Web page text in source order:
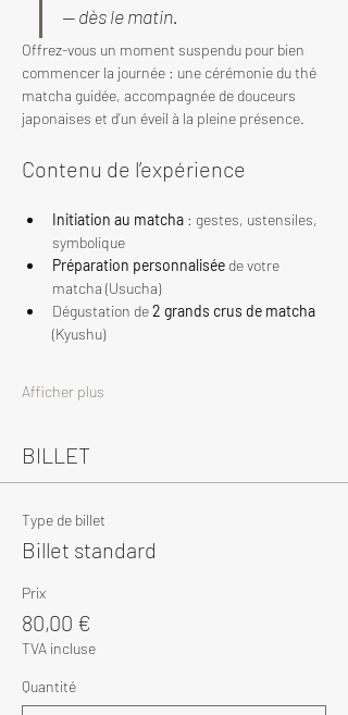
— dès le matin.
Offrez-vous un moment suspendu pour bien
commencer la journée : une cérémonie du thé
matcha guidée, accompagnée de douceurs
japonaises et d’un éveil à la pleine présence.
Contenu de l’expérience
Initiation au matcha : gestes, ustensiles,
symbolique
Préparation personnalisée de votre
matcha (Usucha)
Dégustation de 2 grands crus de matcha
(Kyushu)
Afficher plus
BILLET
Type de billet
Billet standard
Prix
80,00 €
TVA incluse
Quantité